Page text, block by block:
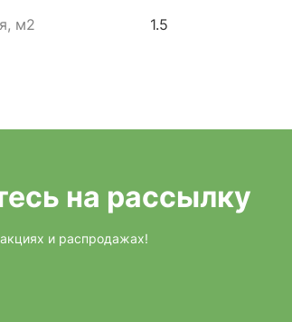
м2 1.5
на рассылку
и распродажах!